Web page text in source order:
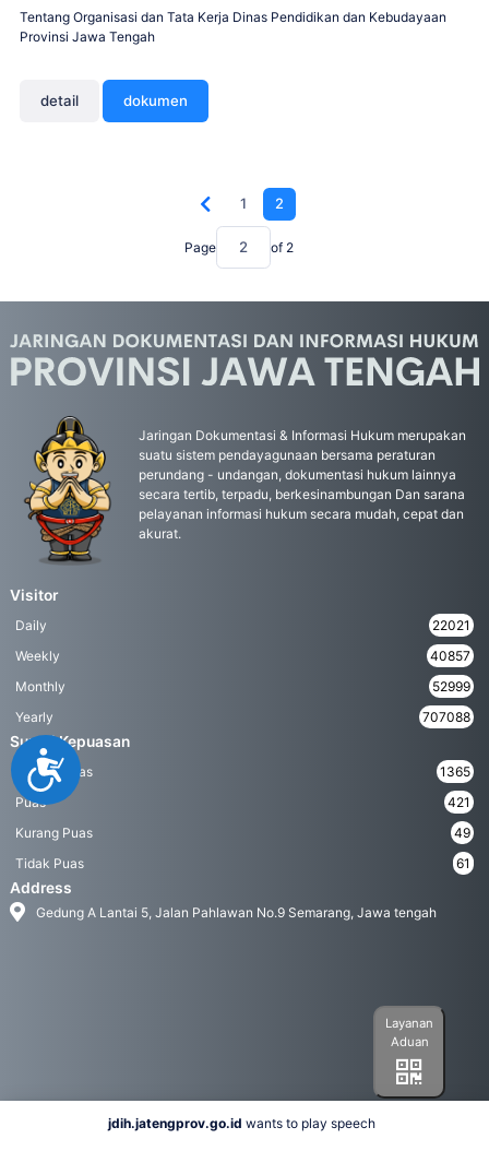
Accessibility
Tentang Organisasi dan Tata Kerja Dinas Pendidikan dan Kebudayaan
Provinsi Jawa Tengah
detail dokumen
1 2
Page of 2
Jaringan Dokumentasi & Informasi Hukum merupakan
suatu sistem pendayagunaan bersama peraturan
perundang - undangan, dokumentasi hukum lainnya
secara tertib, terpadu, berkesinambungan Dan sarana
pelayanan informasi hukum secara mudah, cepat dan
akurat.
Visitor
Daily
22021
Weekly
40857
Monthly
52999
Yearly
707088
Survei Kepuasan
Sangat Puas
1365
Puas
421
Kurang Puas
49
Tidak Puas
61
Address
Gedung A Lantai 5, Jalan Pahlawan No.9 Semarang, Jawa tengah
Layanan
Aduan
jdih.jatengprov.go.id wants to play speech